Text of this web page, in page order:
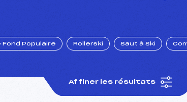
Fond Populaire Rollerski Saut à Ski
Affiner les résultats